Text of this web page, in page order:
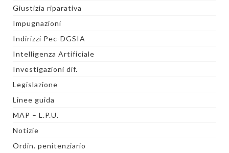
Giustizia riparativa
Impugnazioni
Indirizzi Pec-DGSIA
Intelligenza Artificiale
Investigazioni dif.
Legislazione
Linee guida
MAP – L.P.U.
Notizie
Ordin. penitenziario